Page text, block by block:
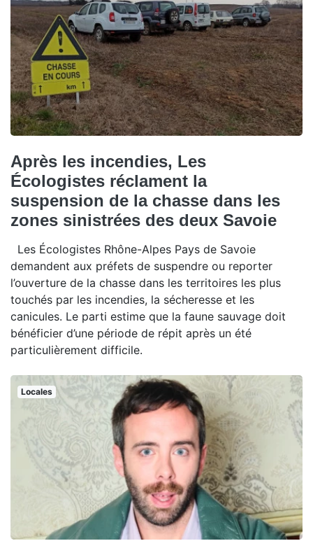
Après les incendies, Les
Écologistes réclament la
suspension de la chasse dans les
zones sinistrées des deux Savoie
Les Écologistes Rhône-Alpes Pays de Savoie
demandent aux préfets de suspendre ou reporter
l’ouverture de la chasse dans les territoires les plus
touchés par les incendies, la sécheresse et les
canicules. Le parti estime que la faune sauvage doit
bénéficier d’une période de répit après un été
particulièrement difficile.
Locales